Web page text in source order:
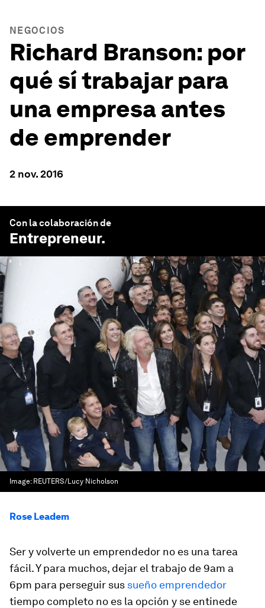
NEGOCIOS
Richard Branson: por
qué sí trabajar para
una empresa antes
de emprender
2 nov. 2016
Con la colaboración de
Entrepreneur.
Image: REUTERS/Lucy Nicholson
Rose Leadem
Ser y volverte un emprendedor no es una tarea
fácil. Y para muchos, dejar el trabajo de 9am a
6pm para perseguir sus sueño emprendedor
tiempo completo no es la opción y se entinede